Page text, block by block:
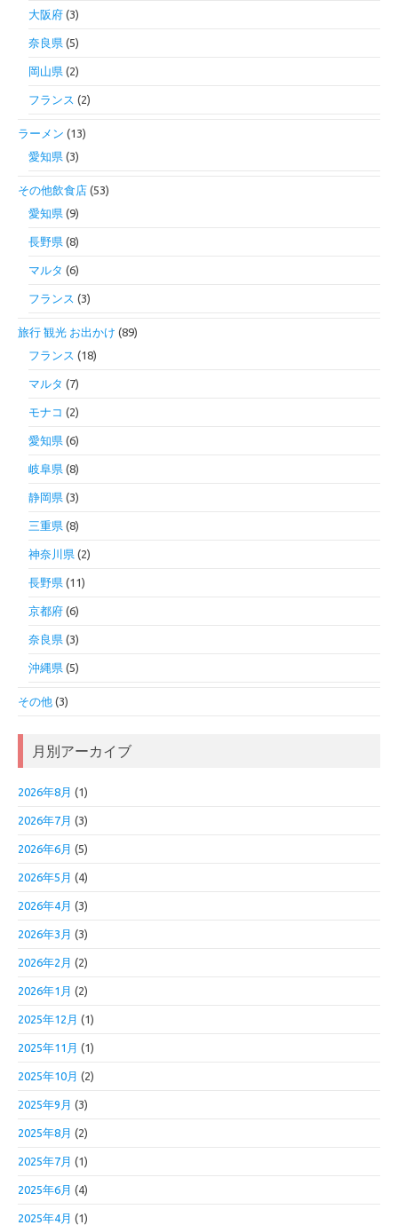
大阪府 (3)
奈良県 (5)
岡山県 (2)
フランス (2)
ラーメン (13)
愛知県 (3)
その他飲食店 (53)
愛知県 (9)
長野県 (8)
マルタ (6)
フランス (3)
旅行 観光 お出かけ (89)
フランス (18)
マルタ (7)
モナコ (2)
愛知県 (6)
岐阜県 (8)
静岡県 (3)
三重県 (8)
神奈川県 (2)
長野県 (11)
京都府 (6)
奈良県 (3)
沖縄県 (5)
その他 (3)
月別アーカイブ
2026年8月 (1)
2026年7月 (3)
2026年6月 (5)
2026年5月 (4)
2026年4月 (3)
2026年3月 (3)
2026年2月 (2)
2026年1月 (2)
2025年12月 (1)
2025年11月 (1)
2025年10月 (2)
2025年9月 (3)
2025年8月 (2)
2025年7月 (1)
2025年6月 (4)
2025年4月 (1)